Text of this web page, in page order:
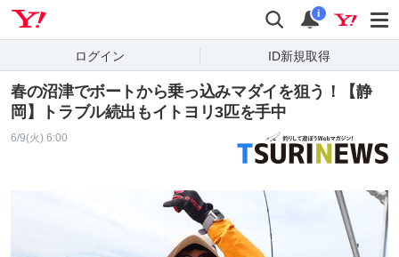
検索 通知
i
ログイン ID新規取得
春の沼津でボートから乗っ込みマダイを狙う！【静
岡】トラブル続出もイトヨリ3匹を手中
6/9(火) 6:00